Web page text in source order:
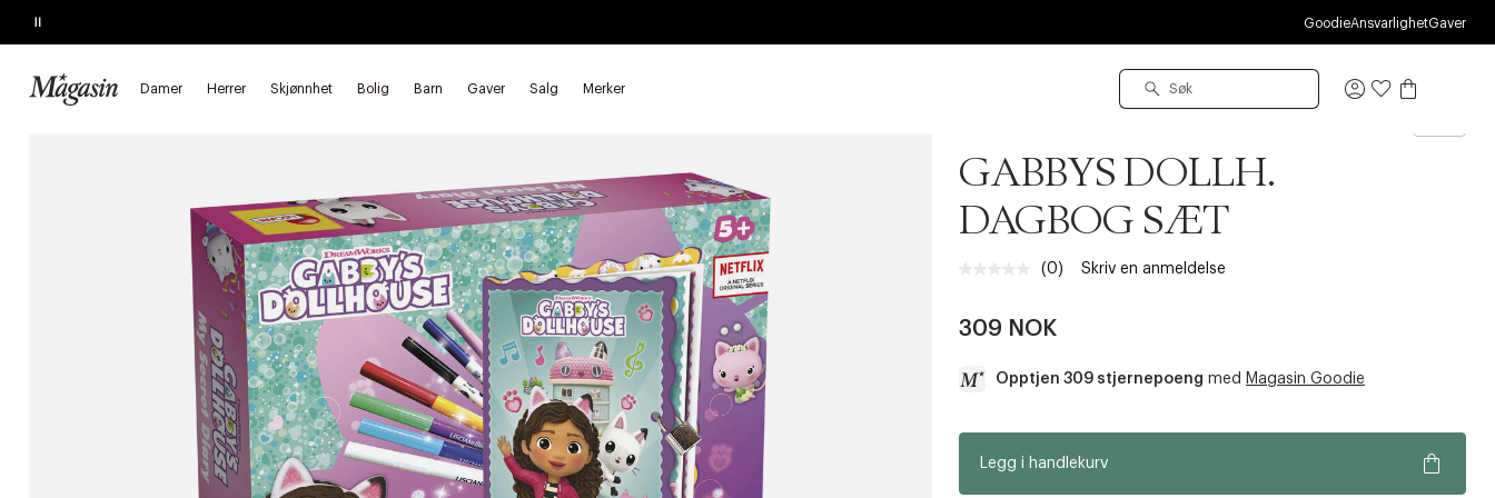
Pause GoodieAnsvarlighetGaver
Damer Herrer Skjønnhet Bolig Barn Gaver Salg Merker
Logg
SALG
Forside
GABBYS DOLLH.
DAGBOG SÆT
Ingen
sidelenke.
(0) Skriv en anmeldelse
309 NOK
Opptjen 309 stjernepoeng med Magasin Goodie
Legg i handlekurv